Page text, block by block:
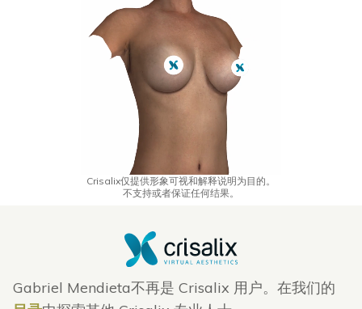
Crisalix仅提供形象可视和解释说明为目的。
不支持或者保证任何结果。
Gabriel Mendieta不再是 Crisalix 用户。在我们的